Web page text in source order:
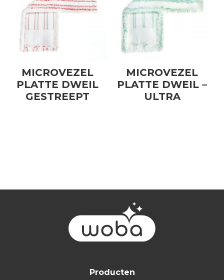
MICROVEZEL
PLATTE DWEIL
GESTREEPT
MICROVEZEL
PLATTE DWEIL –
ULTRA
Producten